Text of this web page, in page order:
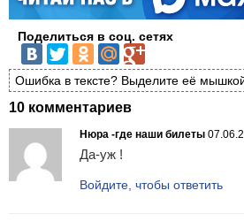
Поделиться в соц. сетях
Ошибка в тексте? Выделите её
10 комментариев
Нюра -где наши билеты
Да-уж !
Войдите, чтобы ответить